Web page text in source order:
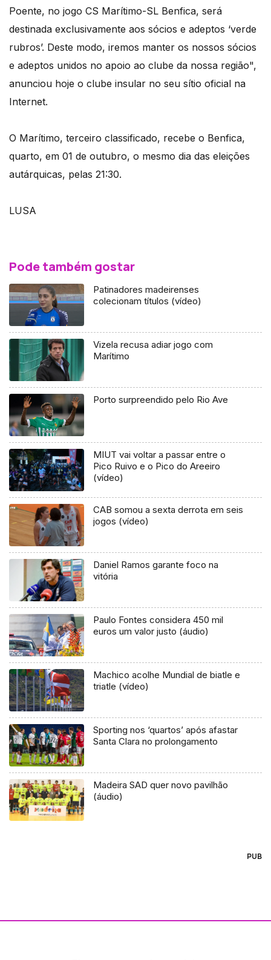
Poente, no jogo CS Marítimo-SL Benfica, será
destinada exclusivamente aos sócios e adeptos ‘verde
rubros’. Deste modo, iremos manter os nossos sócios
e adeptos unidos no apoio ao clube da nossa região",
anunciou hoje o clube insular no seu sítio oficial na
Internet.
O Marítimo, terceiro classificado, recebe o Benfica,
quarto, em 01 de outubro, o mesmo dia das eleições
autárquicas, pelas 21:30.
LUSA
Pode também gostar
Patinadores madeirenses
colecionam títulos (vídeo)
Vizela recusa adiar jogo com
Marítimo
Porto surpreendido pelo Rio Ave
MIUT vai voltar a passar entre o
Pico Ruivo e o Pico do Areeiro
(vídeo)
CAB somou a sexta derrota em seis
jogos (vídeo)
Daniel Ramos garante foco na
vitória
Paulo Fontes considera 450 mil
euros um valor justo (áudio)
Machico acolhe Mundial de biatle e
triatle (vídeo)
Sporting nos ‘quartos’ após afastar
Santa Clara no prolongamento
Madeira SAD quer novo pavilhão
(áudio)
PUB